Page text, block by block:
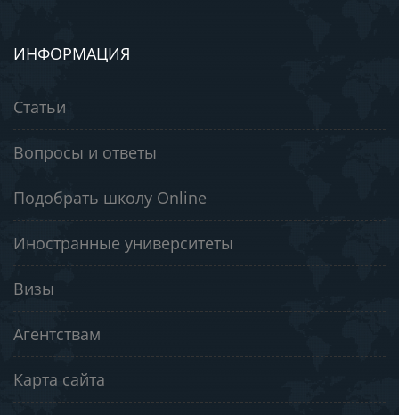
ИНФОРМАЦИЯ
Статьи
Вопросы и ответы
Подобрать школу Online
Иностранные университеты
Визы
Агентствам
Карта сайта